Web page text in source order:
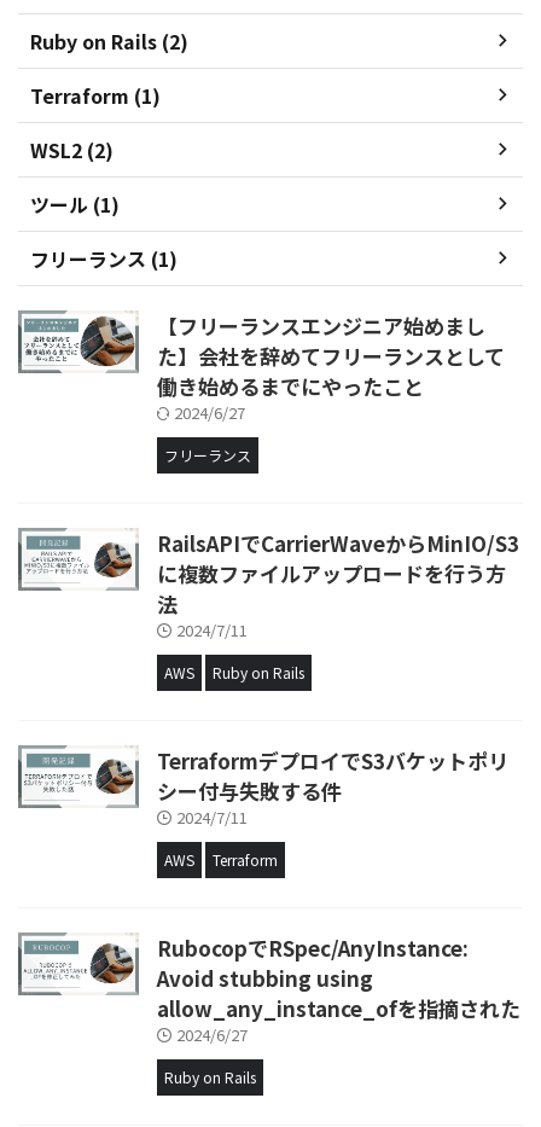
Ruby on Rails (2)
Terraform (1)
WSL2 (2)
ツール (1)
フリーランス (1)
【フリーランスエンジニア始めまし
た】会社を辞めてフリーランスとして
働き始めるまでにやったこと
2024/6/27
フリーランス
RailsAPIでCarrierWaveからMinIO/S3
に複数ファイルアップロードを行う方
法
2024/7/11
AWS Ruby on Rails
TerraformデプロイでS3バケットポリ
シー付与失敗する件
2024/7/11
AWS Terraform
RubocopでRSpec/AnyInstance:
Avoid stubbing using
allow_any_instance_ofを指摘された
2024/6/27
Ruby on Rails